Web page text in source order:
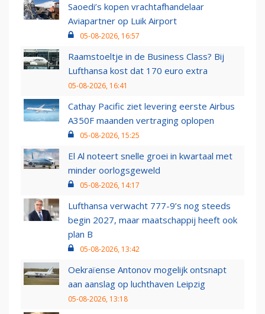
Saoedi’s kopen vrachtafhandelaar
Aviapartner op Luik Airport
05-08-2026, 16:57
Raamstoeltje in de Business Class? Bij
Lufthansa kost dat 170 euro extra
05-08-2026, 16:41
Cathay Pacific ziet levering eerste Airbus
A350F maanden vertraging oplopen
05-08-2026, 15:25
El Al noteert snelle groei in kwartaal met
minder oorlogsgeweld
05-08-2026, 14:17
Lufthansa verwacht 777-9’s nog steeds
begin 2027, maar maatschappij heeft ook
plan B
05-08-2026, 13:42
Oekraïense Antonov mogelijk ontsnapt
aan aanslag op luchthaven Leipzig
05-08-2026, 13:18